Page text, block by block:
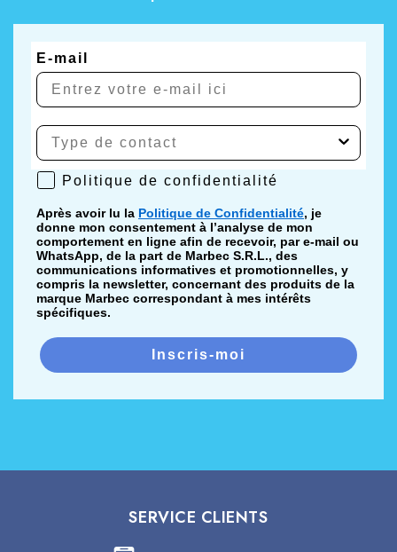
E-mail
Politique de confidentialité
Politique de confidentialité
Après avoir lu la Politique de Confidentialité, je
donne mon consentement à l’analyse de mon
comportement en ligne afin de recevoir, par e-mail ou
WhatsApp, de la part de Marbec S.R.L., des
communications informatives et promotionnelles, y
compris la newsletter, concernant des produits de la
marque Marbec correspondant à mes intérêts
spécifiques.
Inscris-moi
SERVICE CLIENTS